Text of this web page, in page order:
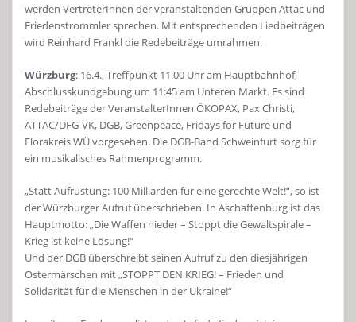
werden VertreterInnen der veranstaltenden Gruppen Attac und
Friedenstrommler sprechen. Mit entsprechenden Liedbeiträgen
wird Reinhard Frankl die Redebeiträge umrahmen.
Würzburg: 16.4., Treffpunkt 11.00 Uhr am Hauptbahnhof,
Abschlusskundgebung um 11:45 am Unteren Markt. Es sind
Redebeiträge der VeranstalterInnen ÖKOPAX, Pax Christi,
ATTAC/DFG-VK, DGB, Greenpeace, Fridays for Future und
Florakreis WÜ vorgesehen. Die DGB-Band Schweinfurt sorg für
ein musikalisches Rahmenprogramm.
„Statt Aufrüstung: 100 Milliarden für eine gerechte Welt!“, so ist
der Würzburger Aufruf überschrieben. In Aschaffenburg ist das
Hauptmotto: „Die Waffen nieder – Stoppt die Gewaltspirale –
Krieg ist keine Lösung!“
Und der DGB überschreibt seinen Aufruf zu den diesjährigen
Ostermärschen mit „STOPPT DEN KRIEG! – Frieden und
Solidarität für die Menschen in der Ukraine!“